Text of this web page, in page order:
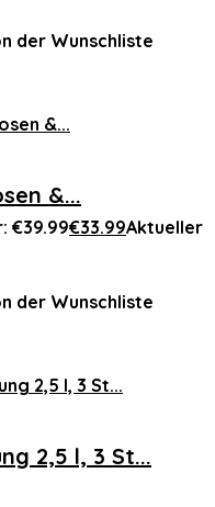
der Wunschliste
&...
€39.99€33.99Aktueller
der Wunschliste
2,5 l, 3 St...